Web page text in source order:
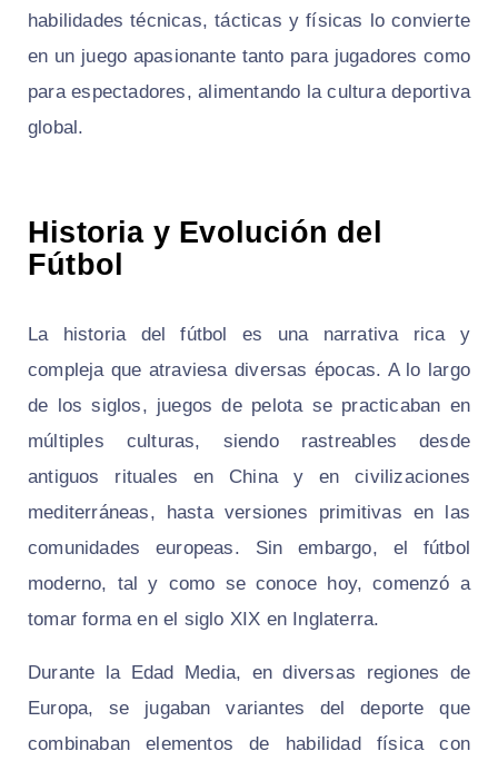
habilidades técnicas, tácticas y físicas lo convierte
en un juego apasionante tanto para jugadores como
para espectadores, alimentando la cultura deportiva
global.
Historia y Evolución del
Fútbol
La historia del fútbol es una narrativa rica y
compleja que atraviesa diversas épocas. A lo largo
de los siglos, juegos de pelota se practicaban en
múltiples culturas, siendo rastreables desde
antiguos rituales en China y en civilizaciones
mediterráneas, hasta versiones primitivas en las
comunidades europeas. Sin embargo, el fútbol
moderno, tal y como se conoce hoy, comenzó a
tomar forma en el siglo XIX en Inglaterra.
Durante la Edad Media, en diversas regiones de
Europa, se jugaban variantes del deporte que
combinaban elementos de habilidad física con